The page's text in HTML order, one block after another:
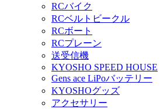
RCバイク
RCベルトビークル
RCボート
RCプレーン
送受信機
KYOSHO SPEED HOUSE
Gens ace LiPoバッテリー
KYOSHOグッズ
アクセサリー